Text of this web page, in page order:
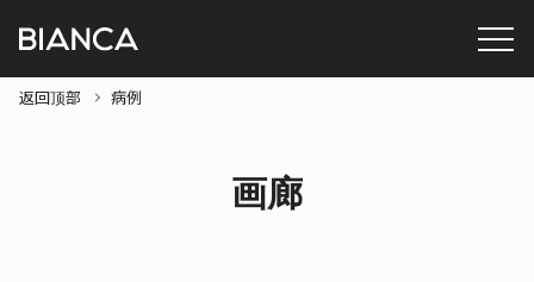
返回顶部 病例
画廊